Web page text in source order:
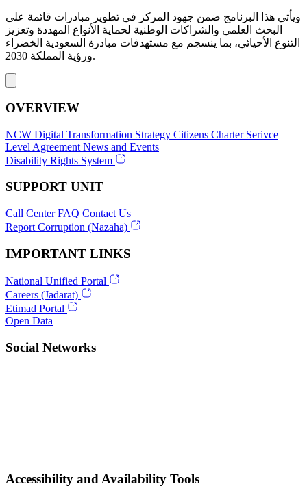
ويأتي هذا البرنامج ضمن جهود المركز في تطوير مبادرات قائمة على
البحث العلمي والشراكات الوطنية لحماية الأنواع المهددة وتعزيز
التنوع الأحيائي، بما ينسجم مع مستهدفات مبادرة السعودية الخضراء
ورؤية المملكة 2030.
OVERVIEW
NCW Digital Transformation Strategy Citizens Charter Serivce
Level Agreement News and Events
Disability Rights System
SUPPORT UNIT
Call Center FAQ Contact Us
Report Corruption (Nazaha)
IMPORTANT LINKS
National Unified Portal
Careers (Jadarat)
Etimad Portal
Open Data
Social Networks
Accessibility and Availability Tools